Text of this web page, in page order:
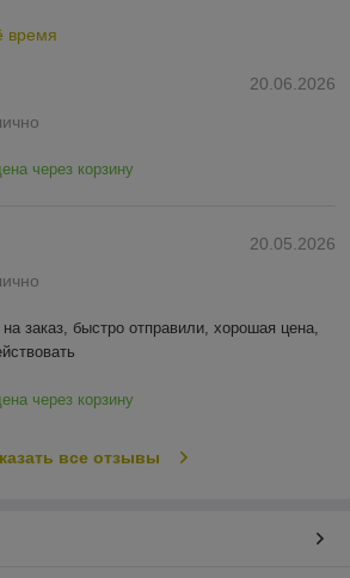
время
20.06.2026
через корзину
20.05.2026
заказ, быстро отправили, хорошая цена,
через корзину
все отзывы